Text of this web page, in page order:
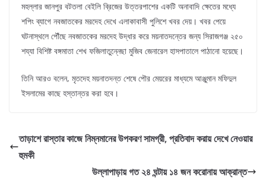
মহল্লার জানপুর বটতলা বেইলি ব্রিজের উত্তরপাশের একটি অনাবাদি ক্ষেতের মধ্যে
শপিং ব্যাগে নবজাতকের মরদেহ দেখে এলাকাবাসী পুলিশে খবর দেয়। খবর পেয়ে
ঘটনাস্থলে পৌঁছে নবজাতকের মরদেহ উদ্ধার করে ময়নাতদন্তের জন্য সিরাজগঞ্জ ২৫০
শয্যা বিশিষ্ট বঙ্গমাতা শেখ ফজিলাতুন্নেছা মুজিব জেনারেল হাসপাতালে পাঠানো হয়েছে।
তিনি আরও বলেন, মৃতদেহ ময়নাতদন্ত শেষে পৌর মেয়রের মাধ্যমে আঞ্জুমান মফিদুল
ইসলামের কাছে হস্তান্তর করা হবে।
তাড়াশে রাস্তার কাজে নিম্নমানের উপকরণ সামগ্রী, প্রতিবাদ করায় দেখে নেওয়ার
হুমকী
উল্লাপাড়ায় গত ২৪ ঘন্টায় ১৪ জন করোনায় আক্রান্ত